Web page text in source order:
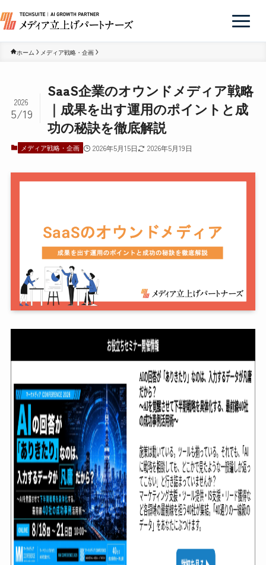
ホーム メディア戦略・企画
SaaS企業のオウンドメディア戦略
｜成果を出す運用のポイントと成
功の秘訣を徹底解説
2026
5/19
メディア戦略・企画 2026年5月15日 2026年5月19日